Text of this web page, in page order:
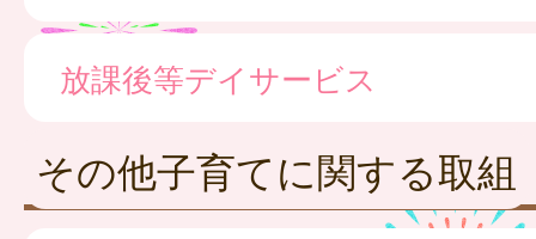
放課後等デイサービス
その他子育てに関する取組